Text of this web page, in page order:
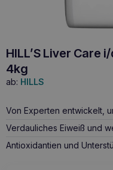
HILL’S Liver Care
4kg
ab: HILLS
Von Experten entwickelt,
Verdauliches Eiweiß und
Antioxidantien und